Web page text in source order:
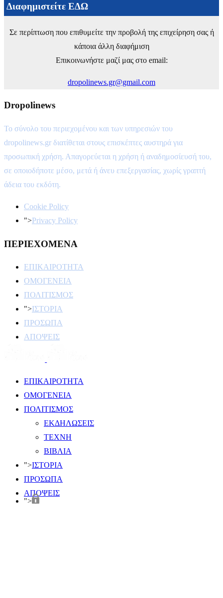
Διαφημιστείτε ΕΔΩ
Σε περίπτωση που επιθυμείτε την προβολή της επιχείρηση σας ή
κάποια άλλη διαφήμιση
Επικοινωνήστε μαζί μας στο email:
dropolinews.gr@gmail.com
Dropolinews
Το σύνολο του περιεχομένου και των υπηρεσιών του
dropolinews.gr διατίθεται στους επισκέπτες αυστηρά για
προσωπική χρήση. Απαγορεύεται η χρήση ή αναδημοσίευσή του,
σε οποιοδήποτε μέσο, μετά ή άνευ επεξεργασίας, χωρίς γραπτή
άδεια του εκδότη.
Cookie Policy
">Privacy Policy
ΠΕΡΙΕΧΟΜΕΝΑ
ΕΠΙΚΑΙΡΟΤΗΤΑ
ΟΜΟΓΕΝΕΙΑ
ΠΟΛΙΤΙΣΜΟΣ
">ΙΣΤΟΡΙΑ
ΠΡΟΣΩΠΑ
ΑΠΟΨΕΙΣ
ΕΠΙΚΑΙΡΟΤΗΤΑ
ΟΜΟΓΕΝΕΙΑ
ΠΟΛΙΤΙΣΜΟΣ
ΕΚΔΗΛΩΣΕΙΣ
ΤΕΧΝΗ
ΒΙΒΛΙΑ
">ΙΣΤΟΡΙΑ
ΠΡΟΣΩΠΑ
ΑΠΟΨΕΙΣ
">